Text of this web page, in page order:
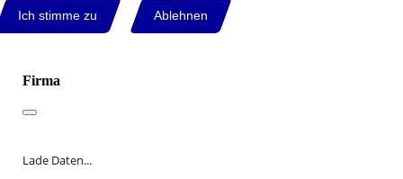
Ich stimme zu Ablehnen
Firma
Lade Daten...